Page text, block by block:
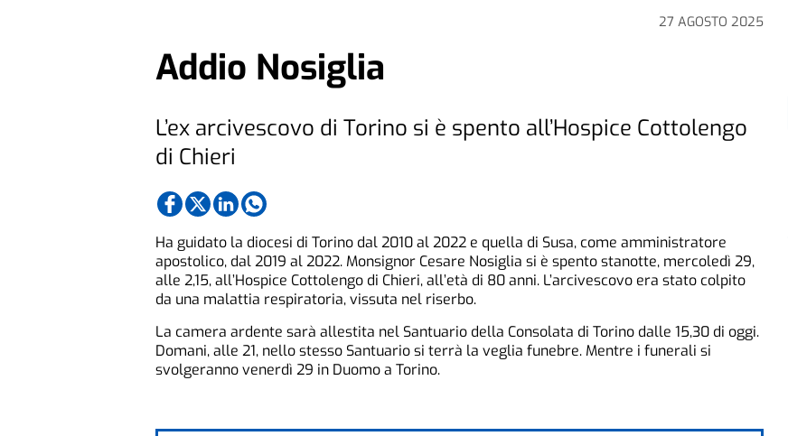
27 AGOSTO 2025
Addio Nosiglia
L’ex arcivescovo di Torino si è spento all’Hospice Cottolengo
di Chieri
Ha guidato la diocesi di Torino dal 2010 al 2022 e quella di Susa, come amministratore
apostolico, dal 2019 al 2022. Monsignor Cesare Nosiglia si è spento stanotte, mercoledì 29,
alle 2,15, all’Hospice Cottolengo di Chieri, all’età di 80 anni. L’arcivescovo era stato colpito
da una malattia respiratoria, vissuta nel riserbo.
La camera ardente sarà allestita nel Santuario della Consolata di Torino dalle 15,30 di oggi.
Domani, alle 21, nello stesso Santuario si terrà la veglia funebre. Mentre i funerali si
svolgeranno venerdì 29 in Duomo a Torino.